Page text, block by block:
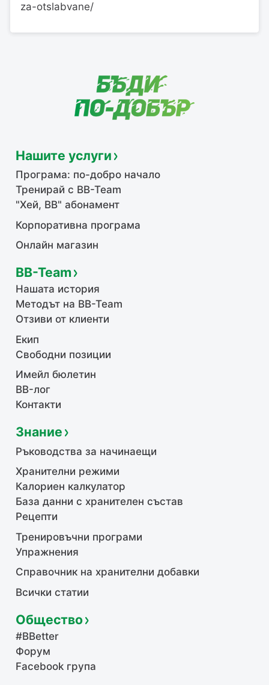
za-otslabvane/
Нашите услуги
Програма: по-добро начало
Тренирай с BB-Team
"Хей, ВВ" абонамент
Корпоративна програма
Онлайн магазин
BB-Team
Нашата история
Методът на BB-Team
Отзиви от клиенти
Екип
Свободни позиции
Имейл бюлетин
BB-лог
Контакти
Знание
Ръководства за начинаещи
Хранителни режими
Калориен калкулатор
База данни с хранителен състав
Рецепти
Тренировъчни програми
Упражнения
Справочник на хранителни добавки
Всички статии
Общество
#BBetter
Форум
Facebook група